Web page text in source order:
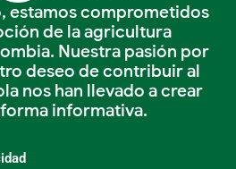
estamos comprometidos
de la agricultura
Nuestra pasión por
deseo de contribuir al
nos han llevado a crear
informativa.